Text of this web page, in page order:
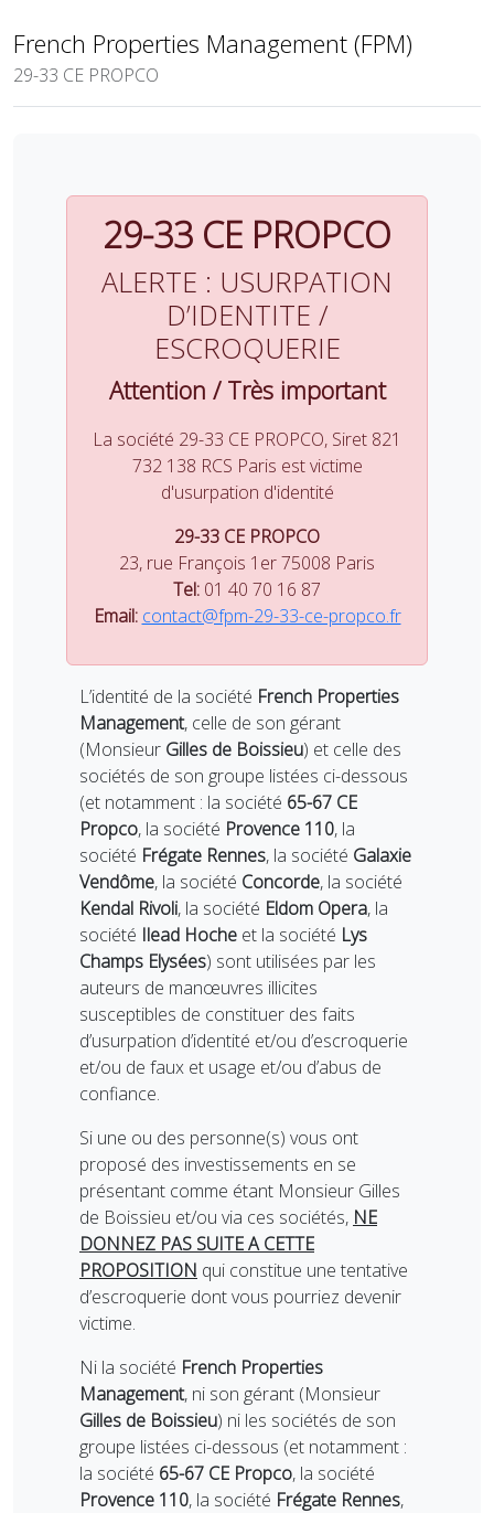
French Properties Management (FPM)
29-33 CE PROPCO
29-33 CE PROPCO
ALERTE : USURPATION
D’IDENTITE /
ESCROQUERIE
Attention / Très important
La société 29-33 CE PROPCO, Siret 821
732 138 RCS Paris est victime
d'usurpation d'identité
29-33 CE PROPCO
23, rue François 1er 75008 Paris
Tel: 01 40 70 16 87
Email: contact@fpm-29-33-ce-propco.fr
L’identité de la société French Properties
Management, celle de son gérant
(Monsieur Gilles de Boissieu) et celle des
sociétés de son groupe listées ci-dessous
(et notamment : la société 65-67 CE
Propco, la société Provence 110, la
société Frégate Rennes, la société Galaxie
Vendôme, la société Concorde, la société
Kendal Rivoli, la société Eldom Opera, la
société Ilead Hoche et la société Lys
Champs Elysées) sont utilisées par les
auteurs de manœuvres illicites
susceptibles de constituer des faits
d’usurpation d’identité et/ou d’escroquerie
et/ou de faux et usage et/ou d’abus de
confiance.
Si une ou des personne(s) vous ont
proposé des investissements en se
présentant comme étant Monsieur Gilles
de Boissieu et/ou via ces sociétés, NE
DONNEZ PAS SUITE A CETTE
PROPOSITION qui constitue une tentative
d’escroquerie dont vous pourriez devenir
victime.
Ni la société French Properties
Management, ni son gérant (Monsieur
Gilles de Boissieu) ni les sociétés de son
groupe listées ci-dessous (et notamment :
la société 65-67 CE Propco, la société
Provence 110, la société Frégate Rennes,